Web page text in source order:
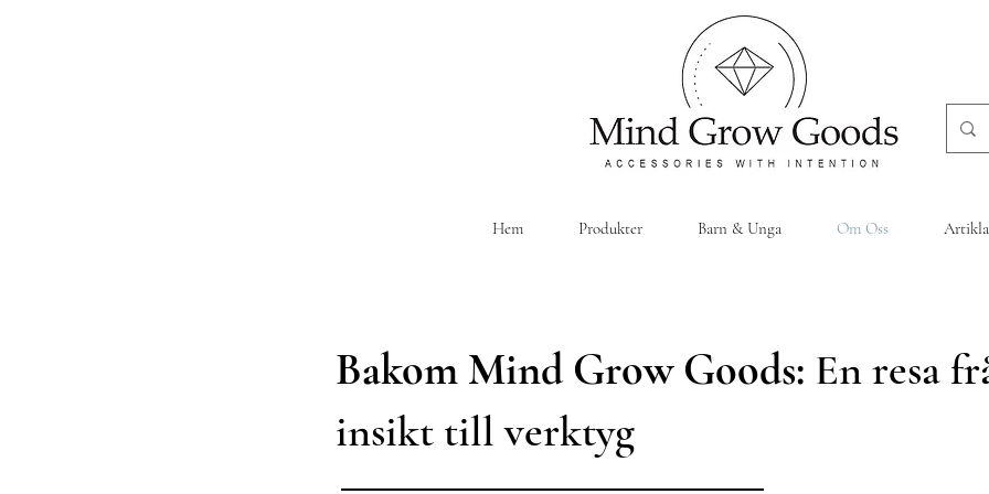
Hem Produkter Barn & Unga Om Oss
Bakom Mind Grow Goods: En resa
insikt till verktyg